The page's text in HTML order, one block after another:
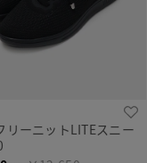
リーニットLITEスニー